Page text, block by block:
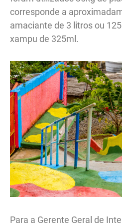
corresponde a
amaciante de 3 litros ou
xampu de 325ml.
Para a Gerente Geral de